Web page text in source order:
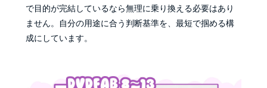
で目的が完結しているなら無理に乗り換える必要はあり
ません。自分の用途に合う判断基準を、最短で掴める構
成にしています。